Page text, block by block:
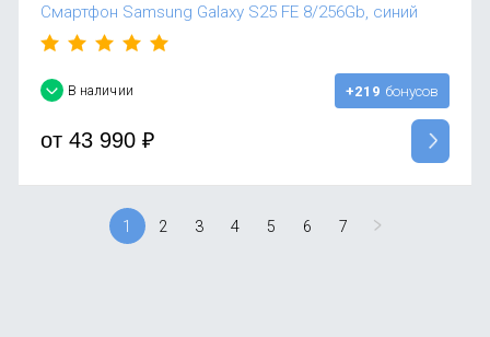
Смартфон Samsung Galaxy S25 FE 8/256Gb, синий
В наличии +219 бонусов
от43 990 ₽
1 2 3 4 5 6 7